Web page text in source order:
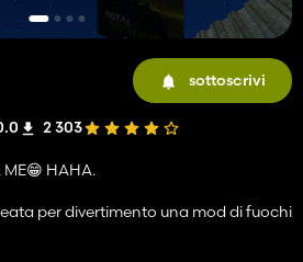
sottoscrivi
2 303
HAHA.
per divertimento una mod di fuochi